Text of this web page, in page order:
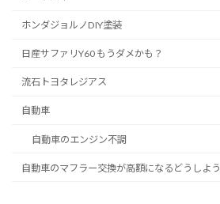
ホンダジョルノDIY塗装
日産サファリY60 もうダメかも？
流石トヨタレジアス
自動車
自動車のエンジン不調
自動車のマフラー交換が高額になるどうしよう